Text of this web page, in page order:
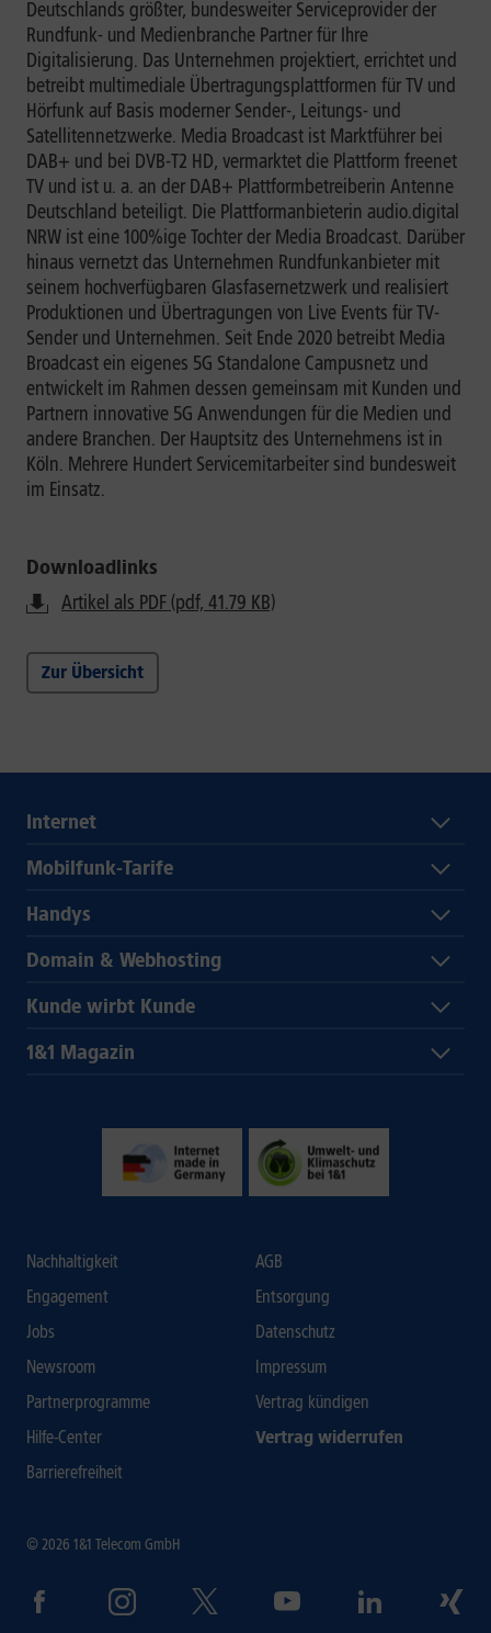
Deutschlands größter, bundesweiter Serviceprovider der
Rundfunk- und Medienbranche Partner für Ihre
Digitalisierung. Das Unternehmen projektiert, errichtet und
betreibt multimediale Übertragungsplattformen für TV und
Hörfunk auf Basis moderner Sender-, Leitungs- und
Satellitennetzwerke. Media Broadcast ist Marktführer bei
DAB+ und bei DVB-T2 HD, vermarktet die Plattform freenet
TV und ist u. a. an der DAB+ Plattformbetreiberin Antenne
Deutschland beteiligt. Die Plattformanbieterin audio.digital
NRW ist eine 100%ige Tochter der Media Broadcast. Darüber
hinaus vernetzt das Unternehmen Rundfunkanbieter mit
seinem hochverfügbaren Glasfasernetzwerk und realisiert
Produktionen und Übertragungen von Live Events für TV-
Sender und Unternehmen. Seit Ende 2020 betreibt Media
Broadcast ein eigenes 5G Standalone Campusnetz und
entwickelt im Rahmen dessen gemeinsam mit Kunden und
Partnern innovative 5G Anwendungen für die Medien und
andere Branchen. Der Hauptsitz des Unternehmens ist in
Köln. Mehrere Hundert Servicemitarbeiter sind bundesweit
im Einsatz.
Downloadlinks
Artikel als PDF (pdf, 41.79 KB)
Zur Übersicht
Internet
Mobilfunk-Tarife
Handys
Domain & Webhosting
Kunde wirbt Kunde
1&1 Magazin
Nachhaltigkeit
Engagement
Jobs
Newsroom
Partnerprogramme
Hilfe-Center
Barrierefreiheit
AGB
Entsorgung
Datenschutz
Impressum
Vertrag kündigen
Vertrag widerrufen
© 2026 1&1 Telecom GmbH